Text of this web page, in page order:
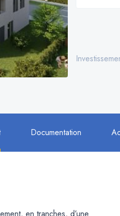
Documentation
en tranches, d’une